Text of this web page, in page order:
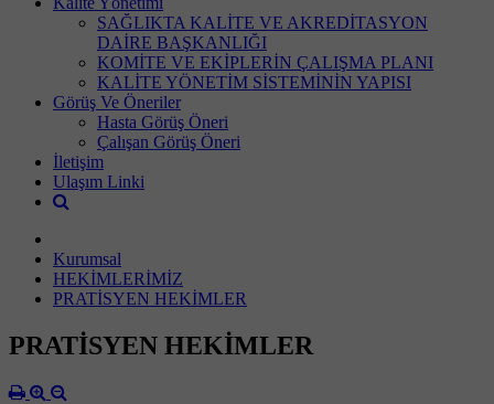
SAĞLIKTA KALİTE VE AKREDİTASYON
DAİRE BAŞKANLIĞI
KOMİTE VE EKİPLERİN ÇALIŞMA PLANI
KALİTE YÖNETİM SİSTEMİNİN YAPISI
Görüş Ve Öneriler
Hasta Görüş Öneri
Çalışan Görüş Öneri
İletişim
Ulaşım Linki
Kurumsal
HEKİMLERİMİZ
PRATİSYEN HEKİMLER
PRATİSYEN HEKİMLER